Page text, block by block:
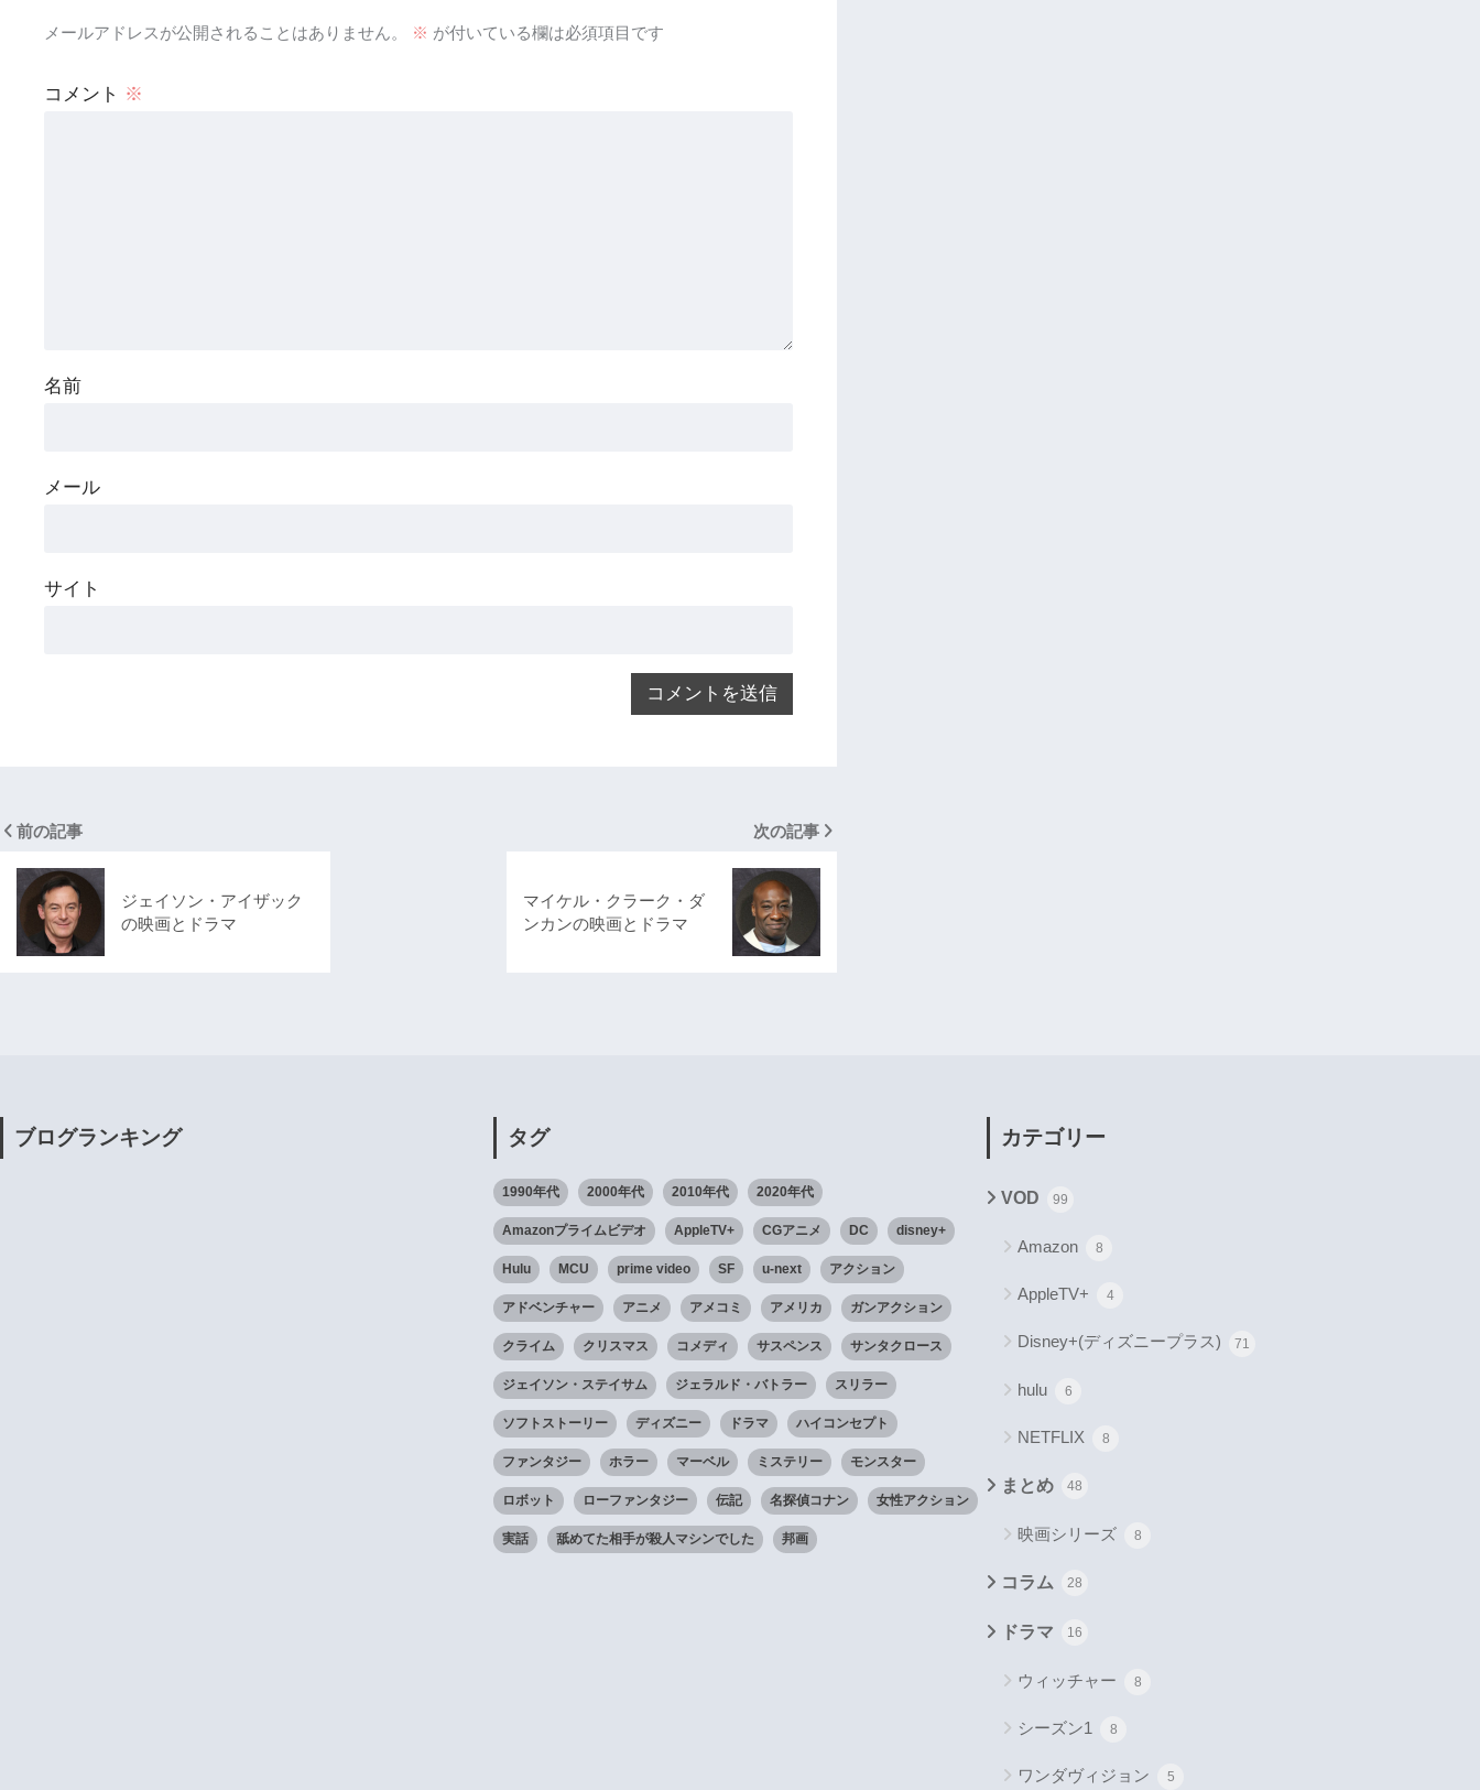
メールアドレスが公開されることはありません。 ※ が付いている欄は必須項目です
コメント ※
名前
メール
サイト
前の記事
ジェイソン・アイザック
の映画とドラマ
次の記事
マイケル・クラーク・ダ
ンカンの映画とドラマ
ブログランキング タグ
1990年代 2000年代 2010年代 2020年代
Amazonプライムビデオ AppleTV+ CGアニメ DC disney+
Hulu MCU prime video SF u-next アクション
アドベンチャー アニメ アメコミ アメリカ ガンアクション
クライム クリスマス コメディ サスペンス サンタクロース
ジェイソン・ステイサム ジェラルド・バトラー スリラー
ソフトストーリー ディズニー ドラマ ハイコンセプト
ファンタジー ホラー マーベル ミステリー モンスター
ロボット ローファンタジー 伝記 名探偵コナン 女性アクション
実話 舐めてた相手が殺人マシンでした 邦画
カテゴリー
VOD 99
Amazon 8
AppleTV+ 4
Disney+(ディズニープラス) 71
hulu 6
NETFLIX 8
まとめ 48
映画シリーズ 8
コラム 28
ドラマ 16
ウィッチャー 8
シーズン1 8
ワンダヴィジョン 5